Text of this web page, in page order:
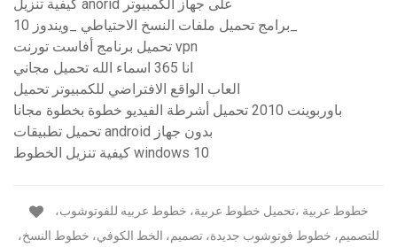
كيفية تنزيل anorid على جهاز الكمبيوتر
تحميل برنامج أفاست تورنت vpn
انا 365 اسماء الله تحميل مجاني
العاب الواقع الافتراضي للكمبيوتر تحميل
باوربوينت 2010 تحميل أشرطة الفيديو خطوة بخطوة مجانا
تحميل تطبيقات android بدون جهاز
كيفية تنزيل الخطوط windows 10
للتصميم، خطوط فوتوشوب جديدة، تصميم، الخط الكوفي، خطوط النسخ،